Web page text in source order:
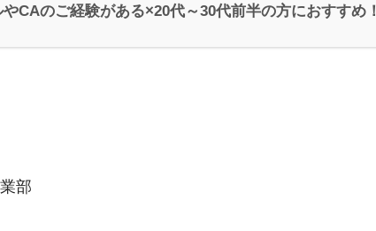
CAのご経験がある×20代～30代前半の方におすすめ！
部